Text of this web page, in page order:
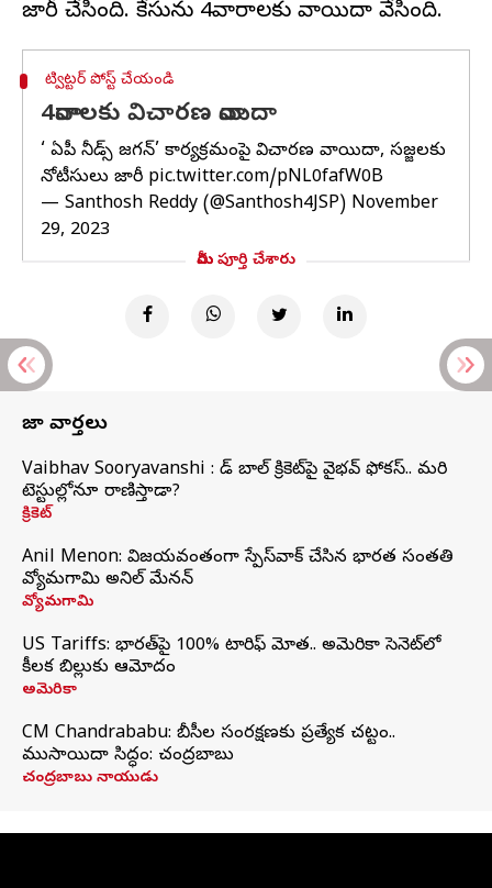
ట్విట్టర్ పోస్ట్ చేయండి
4వారాలకు విచారణ వాయిదా
‘వై ఏపీ నీడ్స్ జగన్’ కార్యక్రమంపై విచారణ వాయిదా, సజ్జలకు
నోటీసులు జారీ pic.twitter.com/pNL0fafW0B
— Santhosh Reddy (@Santhosh4JSP) November
29, 2023
మీరు పూర్తి చేశారు
తాజా వార్తలు
Vaibhav Sooryavanshi : రెడ్ బాల్ క్రికెట్‌పై వైభవ్ ఫోకస్.. మరి
టెస్టుల్లోనూ రాణిస్తాడా?
క్రికెట్
Anil Menon: విజయవంతంగా స్పేస్‌వాక్‌ చేసిన భారత సంతతి
వ్యోమగామి అనిల్‌ మేనన్
వ్యోమగామి
US Tariffs: భారత్‌పై 100% టారిఫ్‌ మోత.. అమెరికా సెనెట్‌లో
కీలక బిల్లుకు ఆమోదం
అమెరికా
CM Chandrababu: బీసీల సంరక్షణకు ప్రత్యేక చట్టం..
ముసాయిదా సిద్ధం: చంద్రబాబు
చంద్రబాబు నాయుడు